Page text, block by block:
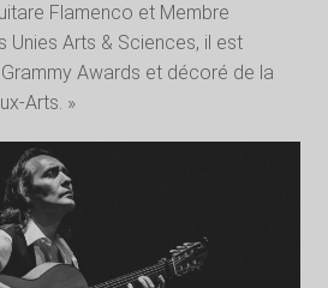
Flamenco et Membre
Unies Arts & Sciences, il est
Awards et décoré de la
Arts. »